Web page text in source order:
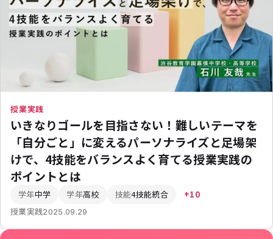
授業実践
いきなりゴールを目指さない！難しいテーマを
「自分ごと」に変えるパーソナライズと足場架
けで、4技能をバランスよく育てる授業実践の
ポイントとは
学年中学 学年高校 技能4技能統合 +10
授業実践2025.09.29